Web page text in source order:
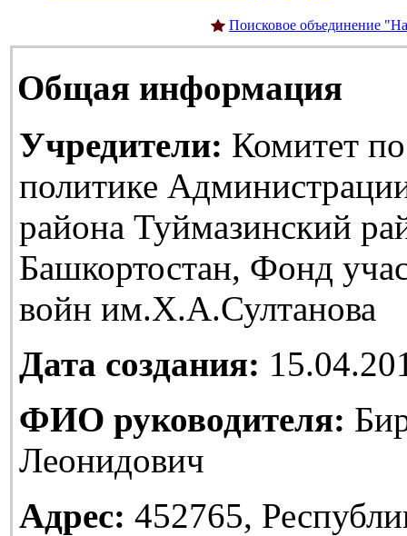
Поисковое объединение
Общая информация
Учредители: Комитет
политике
района Туймазинский
Башкортостан, Фонд
войн им.Х.А.Султанова
Дата создания:
ФИО руководителя:
Леонидович
Адрес: 452765,